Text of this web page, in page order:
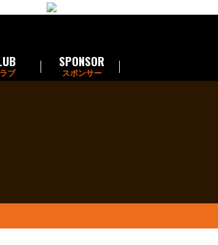
ブ
SPONSOR
スポンサー